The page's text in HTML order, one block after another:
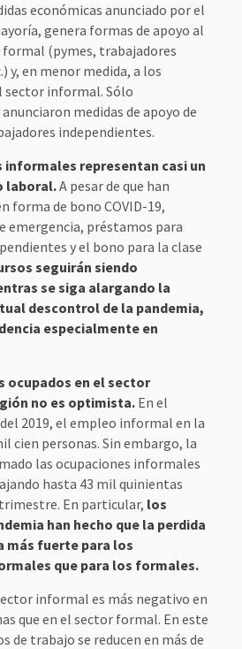
económicas anunciado por el
genera formas de apoyo al
(pymes, trabajadores
y, en menor medida, a los
sector informal. Sólo
medidas de apoyo de
independientes.
informales representan casi un
laboral.A pesar de que han
forma de bono COVID-19,
emergencia, préstamos para
y el bono para la clase
seguirán siendo
se siga alargando la
descontrol de la pandemia,
especialmente en
ocupados en el sector
no es optimista.En el
2019, el empleo informal en la
cien personas. Sin embargo, la
las ocupaciones informales
hasta 43 mil quinientas
En particular, los
han hecho que la perdida
más fuerte para los
que para los formales.
informal es más negativo en
que en el sector formal. En este
de trabajo se reducen en más de